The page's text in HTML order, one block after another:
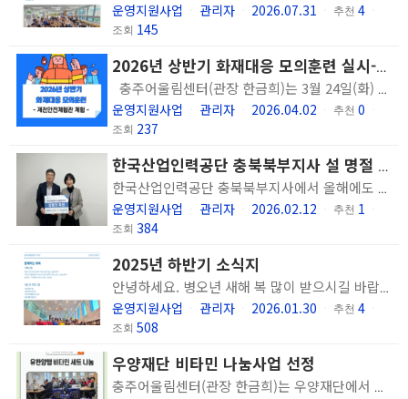
운영지원사업 관리자 2026.07.31 추천 4
조회 145
2026년 상반기 화재대응 모의훈련 실시-제천안전체험관 체험
충주어울림센터(관장 한금희)는 3월 24일(화) 이용인 및 직원 대상으로 2026년 상반기 화재대응 모의훈련을 실시했습니다. 안전사고 발생 시 대응능력을 향상하기 위한 중점 훈련을 목적으로 제천안전체험관 생활안전체험코스 참여를 통해 전문 강사의 지도에 따른 교육과 실습을 병행하는 과정으로 <지진 발생 시 대응 방법 - 완강기 체험 - 소화기 사용 방법 및 실습 - 건물 내 화재발생 시 대피 교육 및 실습> 총 4가지 과정으로 진행되었습니다. 안전한 건물 생활에 필요한 부분을 훈련해 봄으로써 긴급상황 발생 시 위기대처 능력을 향상시키고 이용인과 직원의 안전의식을 높이는 시간이었습니다.
운영지원사업 관리자 2026.04.02 추천 0
조회 237
한국산업인력공단 충북북부지사 설 명절 맞이 상품권 후원
한국산업인력공단 충북북부지사에서 올해에도 명절 맞이 상품권을 후원해주셨습니다. 지속적인 관심과 지원에 감사드리며 정신과적 어려움을 겪는 분들에게 정신건강서비스를 제공하는데 활용하겠습니다.
운영지원사업 관리자 2026.02.12 추천 1
조회 384
2025년 하반기 소식지
안녕하세요. 병오년 새해 복 많이 받으시길 바랍니다. 추운 날씨에 몸과 마음이 움츠러들기보다, 새해의 희망과 소망으로 가득하면 좋겠습니다. 건강 잘 챙기시며 평안한 일상 이어가시길 바랍니다. 작년 한 해동안 저희 센터와 이용인분에게 보내주신 관심과 응원, 도움으로 잘 지낼 수 있었습니다. 감사의 인사를 드리며 2025년 하반기의 활동과 기록을 모아서 보여드리고자 합니다. 모든 분들이 보내주시는 마음을 기억하며 올해도 이용인분들이 지역사회에서 더불어 건강하게 살아갈 수 있도록 지원하겠습니다. 감사합니다.
운영지원사업 관리자 2026.01.30 추천 4
조회 508
우양재단 비타민 나눔사업 선정
충주어울림센터(관장 한금희)는 우양재단에서 실시한 비타민 나눔사업에 선정되어 유한양행 비타민을 내소 이용인에게 전달하였습니다. 심신체력 회복 및 일상 활력 증진을 위해 지원한 이번 나눔 선정으로 정신건강 증진 대상자에게 유용한 물품을 드릴 수 있었습니다. 좋은 영양제를 선물 받아 기분이 좋다는 의견과 후원을 통해 감사함을 나중에 건강회복을 통해 되돌려주고 싶다는 의견을 주셨습니다. 기쁜 마음을 감사편지에 작성하여 우양재단 측에 전달하였습니다. 충주어울림센터는 이용인의 건강한 일상을 지원하기 위해 최선을 다하겠습니다. 좋은 먹거리 나눔에 힘써주시는 우양재단과 유한양행에 감사인사 드립니다.